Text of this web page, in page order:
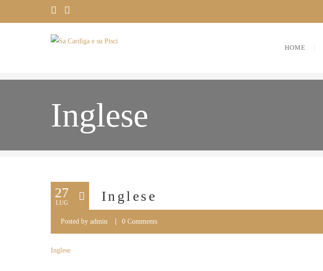
HOME
Inglese
27
LUG Inglese
Posted by admin 0 Comments
Inglese